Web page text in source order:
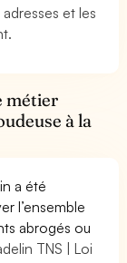
et les
métier
à la
a été
l’ensemble
abrogés ou
TNS | Loi